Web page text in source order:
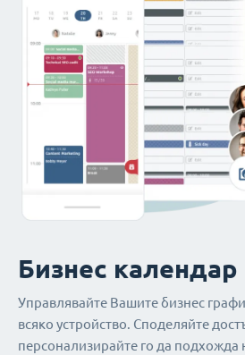
Бизнес календар
Управлявайте Вашите бизнес
всяко устройство. Споделяйте
персонализирайте го да подхожда